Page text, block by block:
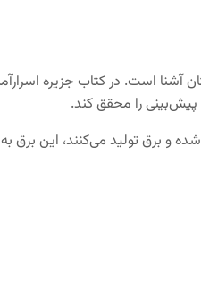
است. در کتاب جزیره
پیش‌بینی را محقق کند.
برق تولید می‌کنند، این برق